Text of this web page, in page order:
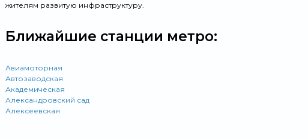
жителям развитую инфраструктуру.
Ближайшие станции метро:
Авиамоторная
Автозаводская
Академическая
Александровский сад
Алексеевская